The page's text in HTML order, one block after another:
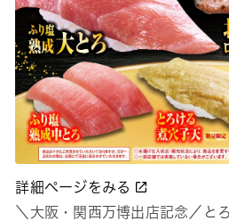
詳細ページをみる
＼大阪・関西万博出店記念／と